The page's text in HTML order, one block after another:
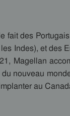
fait des
Indes), et des
Magellan
nouveau
au